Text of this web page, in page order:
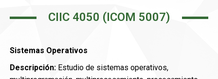
CIIC 4050 (ICOM 5007)
Sistemas Operativos
Descripción: Estudio de sistemas operativos,